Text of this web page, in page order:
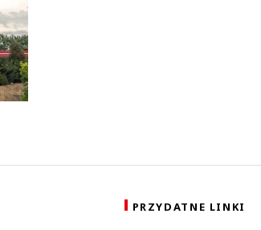
PRZYDATNE LINKI